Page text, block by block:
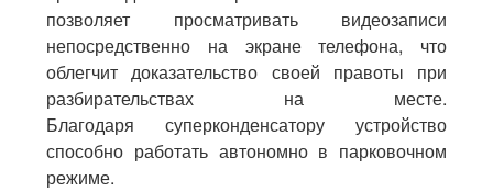
позволяет просматривать видеозаписи
непосредственно на экране телефона, что
облегчит доказательство своей правоты при
разбирательствах на месте.
Благодаря суперконденсатору устройство
способно работать автономно в парковочном
режиме.